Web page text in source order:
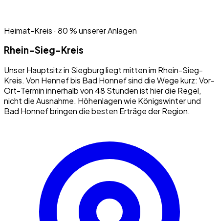
Heimat-Kreis · 80 % unserer Anlagen
Rhein-Sieg-Kreis
Unser Hauptsitz in Siegburg liegt mitten im Rhein-Sieg-
Kreis. Von Hennef bis Bad Honnef sind die Wege kurz: Vor-
Ort-Termin innerhalb von 48 Stunden ist hier die Regel,
nicht die Ausnahme. Höhenlagen wie Königswinter und
Bad Honnef bringen die besten Erträge der Region.